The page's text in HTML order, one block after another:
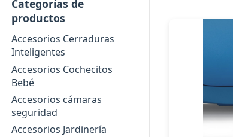
Categorías de
productos
Accesorios Cerraduras
Inteligentes
Accesorios Cochecitos
Bebé
Accesorios cámaras
seguridad
Accesorios Jardinería